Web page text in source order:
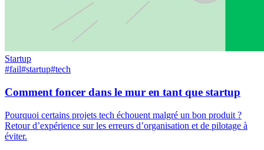
Startup
#fail#startup#tech
Comment foncer dans le mur en tant que startup
Pourquoi certains projets tech échouent malgré un bon produit ?
Retour d’expérience sur les erreurs d’organisation et de pilotage à
éviter.